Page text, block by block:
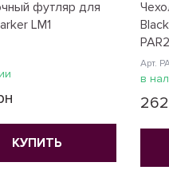
футляр для
LM1
КУПИТЬ
Арт.
в